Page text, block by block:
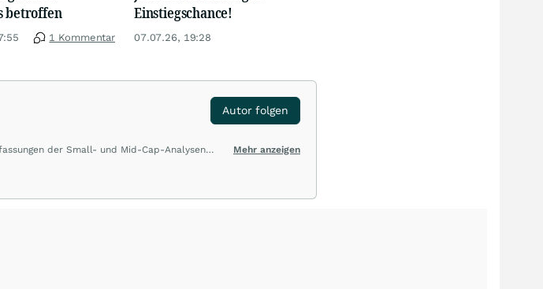
betroffen
1 Kommentar
Einstiegschance!
07.07.26, 19:28
Autor folgen
Mehr anzeigen
der Small- und Mid-Cap-Analysen
Chips bis zur laufenden Beobachtung